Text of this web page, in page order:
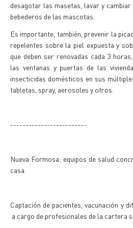
desagotar las masetas, lavar y
bebederos de las mascotas.
Es importante, también, prevenir la
repelentes sobre la piel expuesta y
que deben ser renovadas cada 3
las ventanas y puertas de las
insecticidas domésticos en sus
tabletas, spray, aerosoles y otros.
-------------------------
Nueva Formosa: equipos de salud
casa.
Captación de pacientes, vacunación y
a cargo de profesionales de la cartera